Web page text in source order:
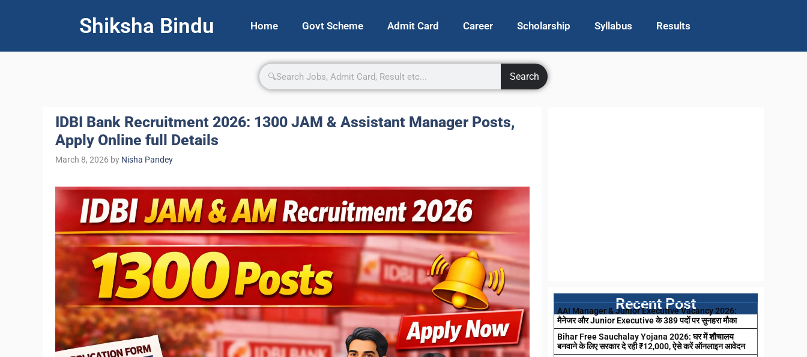
Shiksha Bindu Home Govt Scheme Admit Card Career Scholarship Syllabus Results
Search
IDBI Bank Recruitment 2026: 1300 JAM & Assistant Manager Posts,
Apply Online full Details
March 8, 2026 by Nisha Pandey
Recent Post
AAI Manager & Junior Executive Vacancy 2026:
मैनेजर और Junior Executive के 389 पदों पर सुनहरा मौका
Bihar Free Sauchalay Yojana 2026: घर में शौचालय
बनवाने के लिए सरकार दे रही ₹12,000, ऐसे करें ऑनलाइन आवेदन